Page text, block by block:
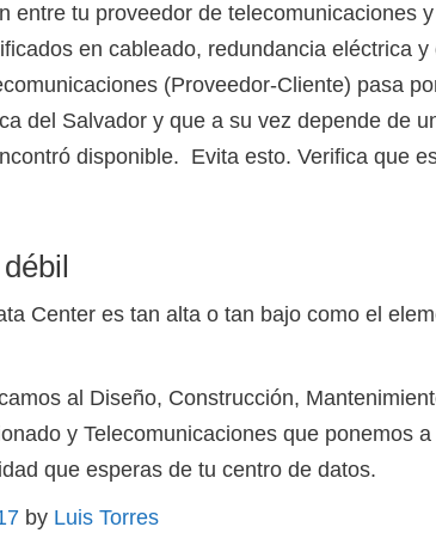
entre tu proveedor de
en cableado, redundancia eléctrica
(Proveedor-Cliente) pasa
del Salvador y que a su vez depende de
disponible. Evita esto. Verifica que
Center es tan alta o tan bajo como el
al Diseño, Construcción,
y Telecomunicaciones que ponemos
que esperas de tu centro de datos.
by Luis Torres